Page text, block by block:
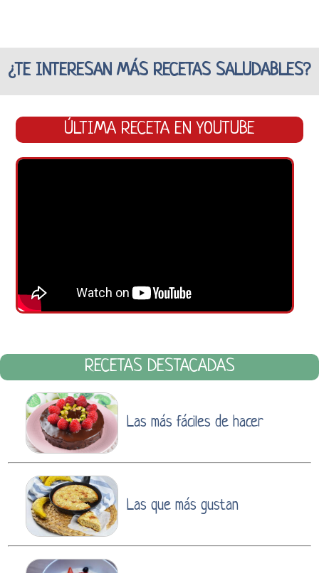
¿TE INTERESAN MÁS RECETAS SALUDABLES?
ÚLTIMA RECETA EN YOUTUBE
RECETAS DESTACADAS
Las más fáciles de hacer
Las que más gustan